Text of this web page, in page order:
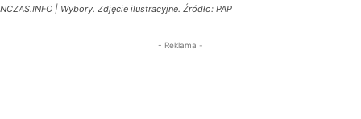
NCZAS.INFO | Wybory. Zdjęcie ilustracyjne. Źródło: PAP
- Reklama -